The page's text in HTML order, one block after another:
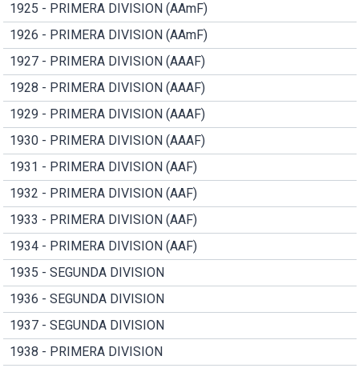
1925 - PRIMERA DIVISION (AAmF)
1926 - PRIMERA DIVISION (AAmF)
1927 - PRIMERA DIVISION (AAAF)
1928 - PRIMERA DIVISION (AAAF)
1929 - PRIMERA DIVISION (AAAF)
1930 - PRIMERA DIVISION (AAAF)
1931 - PRIMERA DIVISION (AAF)
1932 - PRIMERA DIVISION (AAF)
1933 - PRIMERA DIVISION (AAF)
1934 - PRIMERA DIVISION (AAF)
1935 - SEGUNDA DIVISION
1936 - SEGUNDA DIVISION
1937 - SEGUNDA DIVISION
1938 - PRIMERA DIVISION